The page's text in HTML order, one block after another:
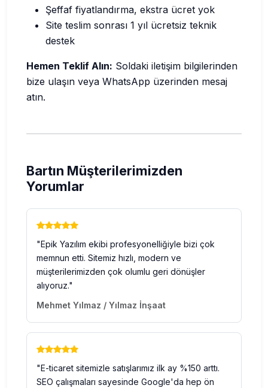
Şeffaf fiyatlandırma, ekstra ücret yok
Site teslim sonrası 1 yıl ücretsiz teknik
destek
Hemen Teklif Alın: Soldaki iletişim bilgilerinden
bize ulaşın veya WhatsApp üzerinden mesaj
atın.
Bartın Müşterilerimizden
Yorumlar
"Epik Yazılım ekibi profesyonelliğiyle bizi çok
memnun etti. Sitemiz hızlı, modern ve
müşterilerimizden çok olumlu geri dönüşler
alıyoruz."
Mehmet Yılmaz / Yılmaz İnşaat
"E-ticaret sitemizle satışlarımız ilk ay %150 arttı.
SEO çalışmaları sayesinde Google'da hep ön